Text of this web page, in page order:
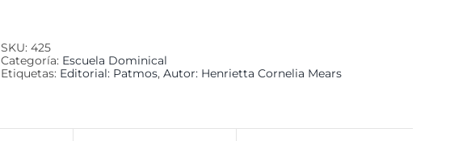
SKU: 425
Categoría: Escuela Dominical
Etiquetas: Editorial: Patmos, Autor: Henrietta Cornelia Mears